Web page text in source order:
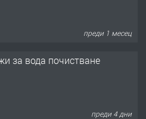
преди 1 месец
за вода почистване
преди 4 дни